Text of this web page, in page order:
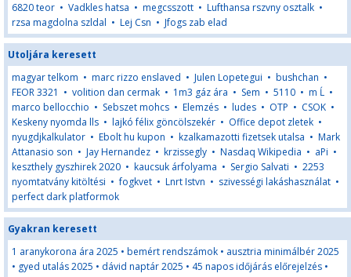
6820 teor • Vadkles hatsa • megcsszott • Lufthansa rszvny osztalk •
rzsa magdolna szldal • Lej Csn • Jfogs zab elad
Utoljára keresett
magyar telkom • marc rizzo enslaved • Julen Lopetegui • bushchan •
FEOR 3321 • volition dan cermak • 1m3 gáz ára • Sem • 5110 • m Ĺ •
marco bellocchio • Sebszet mohcs • Elemzés • ludes • OTP • CSOK •
Keskeny nyomda lls • lajkó félix göncölszekér • Office depot zletek •
nyugdjkalkulator • Ebolt hu kupon • kzalkamazotti fizetsek utalsa • Mark
Attanasio son • Jay Hernandez • krzissegly • Nasdaq Wikipedia • aPi •
keszthely gyszhirek 2020 • kaucsuk árfolyama • Sergio Salvati • 2253
nyomtatvány kitöltési •fogkvet • Lnrt Istvn • szivességi lakáshasználat •
perfect dark platformok
Gyakran keresett
1 aranykorona ára 2025 • bemért rendszámok • ausztria minimálbér 2025
• gyed utalás 2025 • dávid naptár 2025 • 45 napos időjárás előrejelzés •